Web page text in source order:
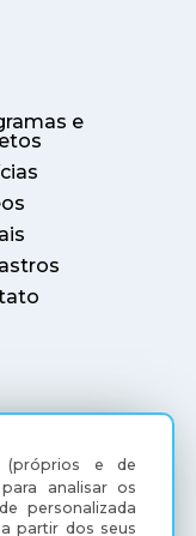
(próprios e de
analisar os
personalizada
partir dos seus
e